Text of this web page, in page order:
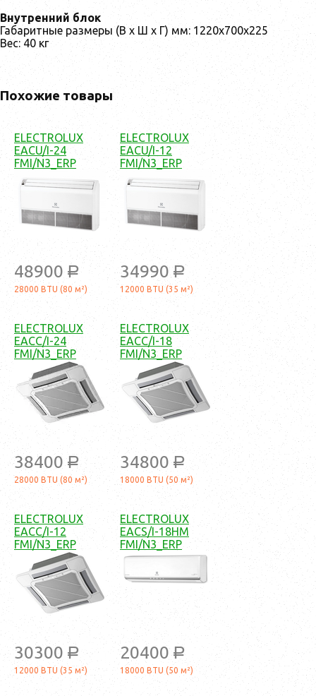
Внутренний блок
Габаритные размеры (В х Ш х Г) мм: 1220x700x225
Вес: 40 кг
Похожие товары
ELECTROLUX
EACU/I-24
FMI/N3_ERP
48900 a
28000 BTU (80 м²)
ELECTROLUX
EACU/I-12
FMI/N3_ERP
34990 a
12000 BTU (35 м²)
ELECTROLUX
EACC/I-24
FMI/N3_ERP
38400 a
28000 BTU (80 м²)
ELECTROLUX
EACC/I-18
FMI/N3_ERP
34800 a
18000 BTU (50 м²)
ELECTROLUX
EACC/I-12
FMI/N3_ERP
30300 a
12000 BTU (35 м²)
ELECTROLUX
EACS/I-18HM
FMI/N3_ERP
20400 a
18000 BTU (50 м²)